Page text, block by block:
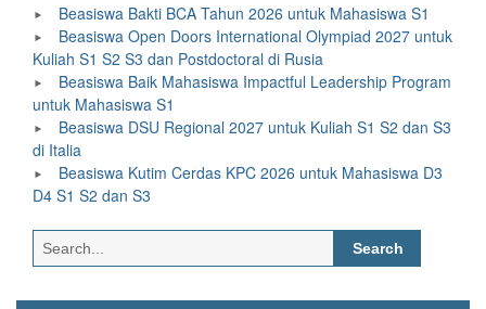
Beasiswa Bakti BCA Tahun 2026 untuk Mahasiswa S1
Beasiswa Open Doors International Olympiad 2027 untuk
Kuliah S1 S2 S3 dan Postdoctoral di Rusia
Beasiswa Baik Mahasiswa Impactful Leadership Program
untuk Mahasiswa S1
Beasiswa DSU Regional 2027 untuk Kuliah S1 S2 dan S3
di Italia
Beasiswa Kutim Cerdas KPC 2026 untuk Mahasiswa D3
D4 S1 S2 dan S3
Search
for: